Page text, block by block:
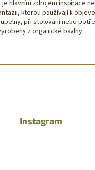
hlavním zdrojem inspirace
kterou používají k
při stolování nebo
z organické bavlny.
Instagram